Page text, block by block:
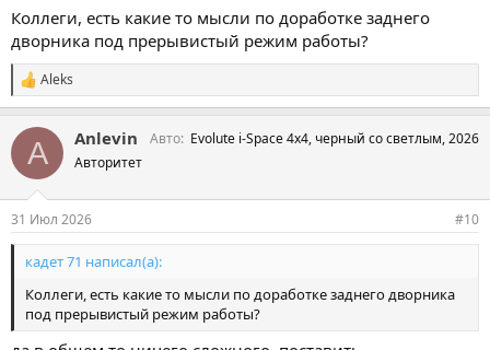
Коллеги, есть какие то мысли по доработке заднего
дворника под прерывистый режим работы?
С
и
п
т
Aleks
A Anlevin
Авторитет
Авто Evolute i-Space 4х4, черный со светлым, 2026
31 Июл 2026 #10
кадет 71 написал(а):
Коллеги, есть какие то мысли по доработке заднего дворника
под прерывистый режим работы?